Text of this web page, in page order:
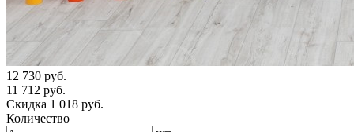
12 730 руб.
11 712 руб.
Скидка 1 018 руб.
Количество